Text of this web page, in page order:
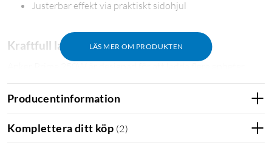
LÄS MER OM PRODUKTEN
Justerbar effekt via praktiskt sidohjul
Kraftfull laddning med 250W effekt
samtidigt med hög hastighet. Med fyra USB-C-portar och två
USB-A-portar kan du enkelt ladda allt från smartphones och
surfplattor till bärbara datorer och annan utrustning.
Realtids laddningsöversikt
Producentinformation
Komplettera ditt köp (2)